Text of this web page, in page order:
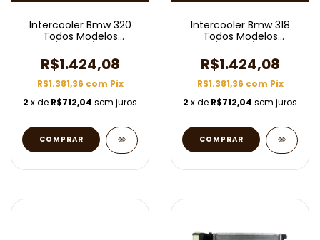
Intercooler Bmw 320
Todos Modelos
R$1.424,08
R$1.381,36 com Pix
2 x de R$712,04 sem juros
Intercooler Bmw 318
Todos Modelos
R$1.424,08
R$1.381,36 com Pix
2 x de R$712,04 sem juros